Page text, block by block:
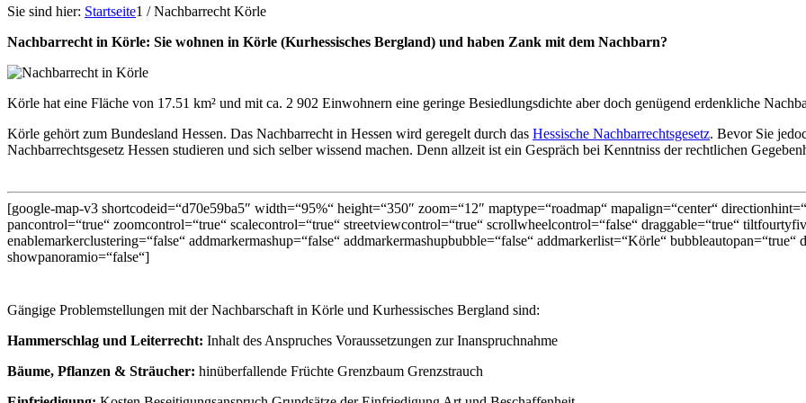
Sie sind hier: Startseite1 / Nachbarrecht Körle
Nachbarrecht in Körle: Sie wohnen in Körle (Kurhessisches Bergland) und haben Zank mit dem Nachbarn?
Körle hat eine Fläche von 17.51 km² und mit ca. 2 902 Einwohnern eine geringe Besiedlungsdichte aber doch genügend erdenkliche
Körle gehört zum Bundesland Hessen. Das Nachbarrecht in Hessen wird geregelt durch das Hessische Nachbarrechtsgesetz. Bevor Sie
Nachbarrechtsgesetz Hessen studieren und sich selber wissend machen. Denn allzeit ist ein Gespräch bei Kenntniss der rechtlichen
[google-map-v3 shortcodeid=“d70e59ba5″ width=“95%“ height=“350″ zoom=“12″ maptype=“roadmap“ mapalign=“center“
pancontrol=“true“ zoomcontrol=“true“ scalecontrol=“true“ streetviewcontrol=“true“ scrollwheelcontrol=“false“ draggable=“true“
enablemarkerclustering=“false“ addmarkermashup=“false“ addmarkermashupbubble=“false“ addmarkerlist=“Körle“
showpanoramio=“false“]
Gängige Problemstellungen mit der Nachbarschaft in Körle und Kurhessisches Bergland sind:
Hammerschlag und Leiterrecht: Inhalt des Anspruches Voraussetzungen zur Inanspruchnahme
Bäume, Pflanzen & Sträucher: hinüberfallende Früchte Grenzbaum Grenzstrauch